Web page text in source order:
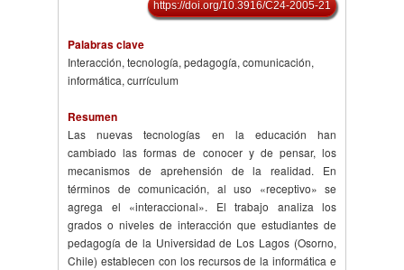
https://doi.org/10.3916/C24-2005-21
Palabras clave
Interacción, tecnología, pedagogía, comunicación,
informática, currículum
Resumen
Las nuevas tecnologías en la educación han
cambiado las formas de conocer y de pensar, los
mecanismos de aprehensión de la realidad. En
términos de comunicación, al uso «receptivo» se
agrega el «interaccional». El trabajo analiza los
grados o niveles de interacción que estudiantes de
pedagogía de la Universidad de Los Lagos (Osorno,
Chile) establecen con los recursos de la informática e